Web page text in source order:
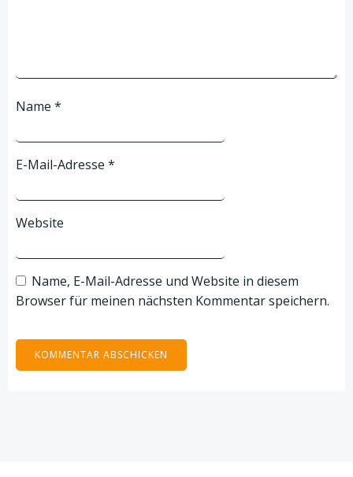
Name *
E-Mail-Adresse *
Website
Name, E-Mail-Adresse und Website in diesem
Browser für meinen nächsten Kommentar speichern.